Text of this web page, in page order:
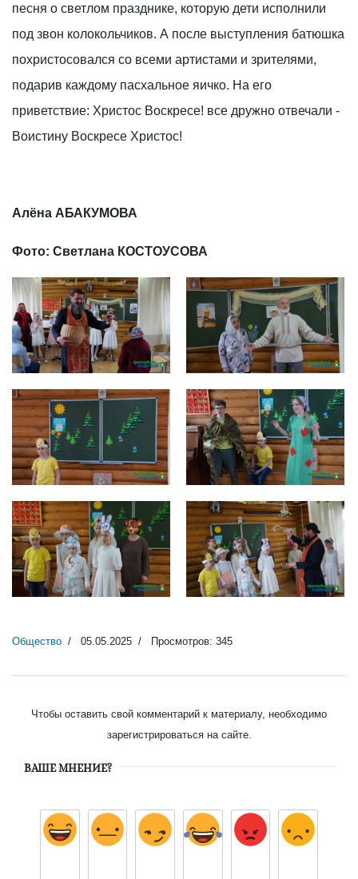
песня о светлом празднике, которую дети исполнили
под звон колокольчиков. А после выступления батюшка
похристосовался со всеми артистами и зрителями,
подарив каждому пасхальное яичко. На его
приветствие: Христос Воскресе! все дружно отвечали -
Воистину Воскресе Христос!
Алёна АБАКУМОВА
Фото: Светлана КОСТОУСОВА
DSC00723 DSC00580
DSC00590 DSC00598
DSC00634 DSC00653
Общество 05.05.2025 Просмотров: 345
Чтобы оставить свой комментарий к материалу, необходимо
зарегистрироваться на сайте.
ВАШЕ МНЕНИЕ?